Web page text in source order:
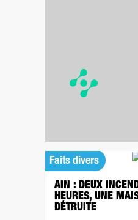
Faits divers
AIN : DEUX
HEURES, UNE
DÉTRUITE